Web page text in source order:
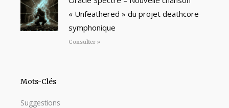
« Unfeathered » du projet deathcore
symphonique
Consulter »
Mots-Clés
Suggestions